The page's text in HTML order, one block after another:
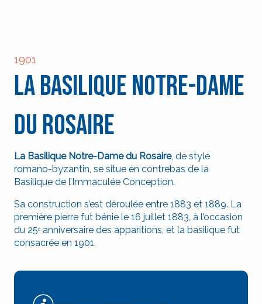
1901
La Basilique Notre-Dame
du Rosaire
La Basilique Notre-Dame du Rosaire, de style
romano-byzantin, se situe en contrebas de la
Basilique de l’Immaculée Conception.
Sa construction s’est déroulée entre 1883 et 1889. La
première pierre fut bénie le 16 juillet 1883, à l’occasion
du 25ᵉ anniversaire des apparitions, et la basilique fut
consacrée en 1901.